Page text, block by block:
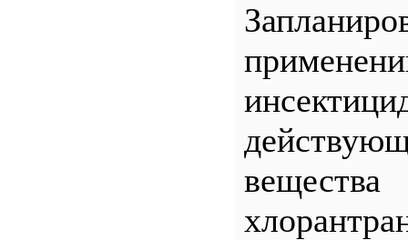
вещества